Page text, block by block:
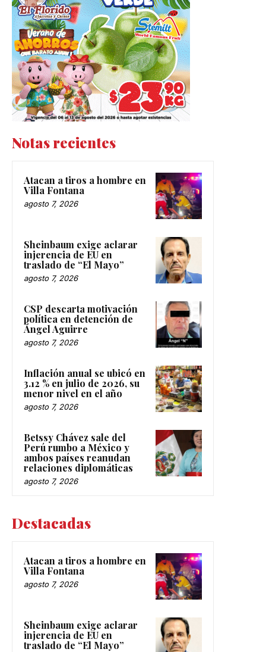
Notas recientes
Atacan a tiros a hombre en
Villa Fontana
agosto 7, 2026
Sheinbaum exige aclarar
injerencia de EU en
traslado de “El Mayo”
agosto 7, 2026
CSP descarta motivación
política en detención de
Ángel Aguirre
agosto 7, 2026
Inflación anual se ubicó en
3.12 % en julio de 2026, su
menor nivel en el año
agosto 7, 2026
Betssy Chávez sale del
Perú rumbo a México y
ambos países reanudan
relaciones diplomáticas
agosto 7, 2026
Destacadas
Atacan a tiros a hombre en
Villa Fontana
agosto 7, 2026
Sheinbaum exige aclarar
injerencia de EU en
traslado de “El Mayo”